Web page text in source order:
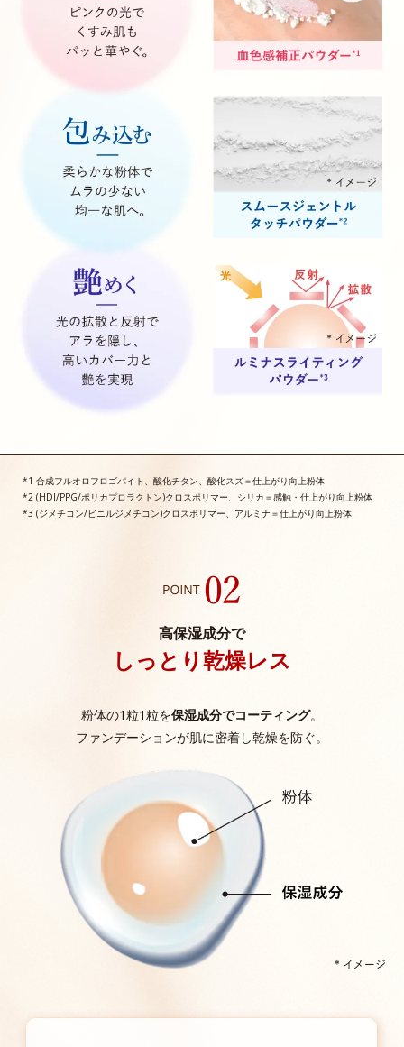
*1 合成フルオロフロゴパイト、酸化チタン、酸化スズ＝仕上がり向上粉体
*2 (HDI/PPG/ポリカプロラクトン)クロスポリマー、シリカ＝感触・仕上がり向上粉体
*3 (ジメチコン/ビニルジメチコン)クロスポリマー、アルミナ＝仕上がり向上粉体
高保湿成分で
しっとり乾燥レス
粉体の1粒1粒を保湿成分でコーティング。
ファンデーションが肌に密着し乾燥を防ぐ。